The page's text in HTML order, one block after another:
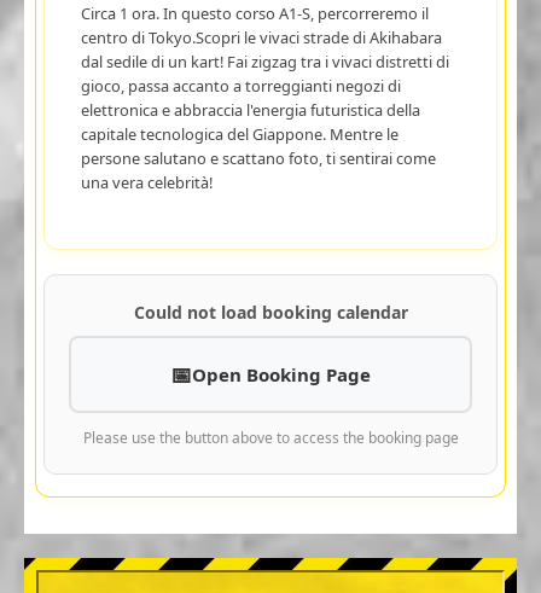
Circa 1 ora. In questo corso A1-S, percorreremo il
centro di Tokyo.Scopri le vivaci strade di Akihabara
dal sedile di un kart! Fai zigzag tra i vivaci distretti di
gioco, passa accanto a torreggianti negozi di
elettronica e abbraccia l'energia futuristica della
capitale tecnologica del Giappone. Mentre le
persone salutano e scattano foto, ti sentirai come
una vera celebrità!
Could not load booking calendar
Open Booking Page
Please use the button above to access the booking page